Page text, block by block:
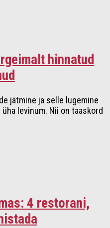
hinnatud
jätmine ja selle lugemine
levinum. Nii on taaskord
4 restorani,